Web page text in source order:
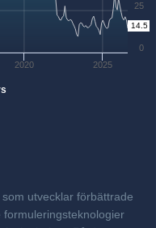
2020 2025
0
25
14.5
utvecklar förbättrade
formuleringsteknologier